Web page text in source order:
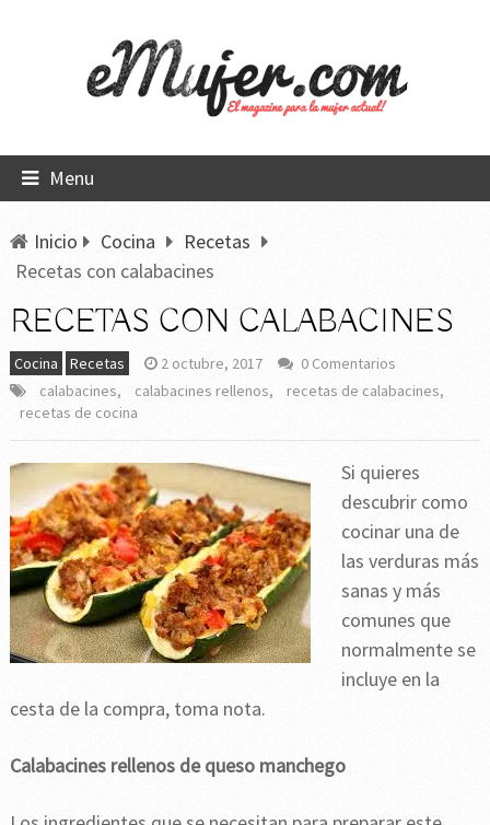
Menu
Inicio Cocina
Recetas
Recetas con calabacines
RECETAS CON CALABACINES
Cocina Recetas 2 octubre, 2017
0 Comentarios
calabacines, calabacines rellenos, recetas de calabacines,
recetas de cocina
Si quieres
descubrir como
cocinar una de
las verduras más
sanas y más
comunes que
normalmente se
incluye en la
cesta de la compra, toma nota.
Calabacines rellenos de queso manchego